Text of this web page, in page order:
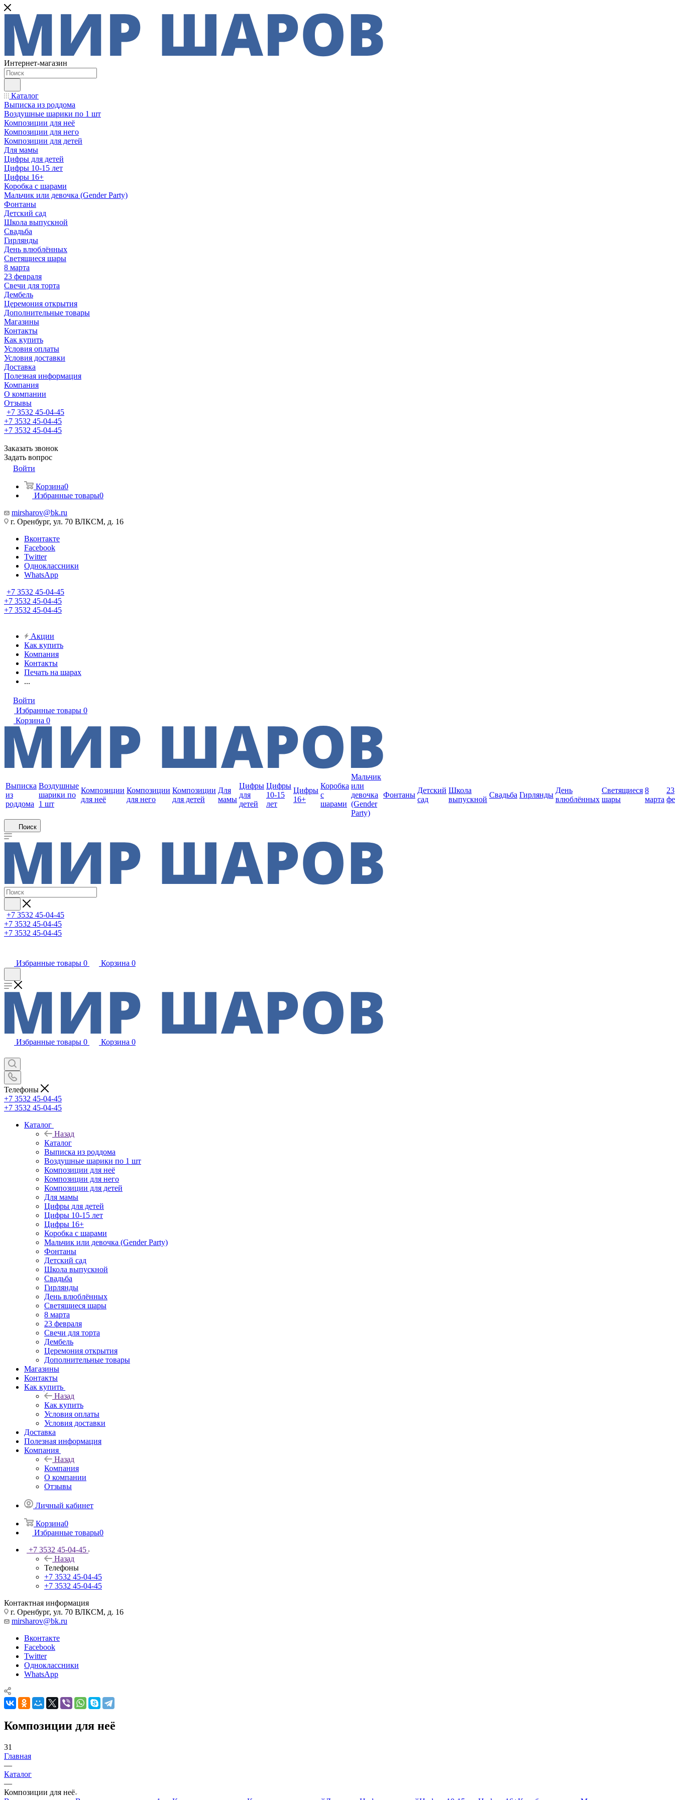
Интернет-магазин
Каталог
Выписка из роддома
Воздушные шарики по 1 шт
Композиции для неё
Композиции для него
Композиции для детей
Для мамы
Цифры для детей
Цифры 10-15 лет
Цифры 16+
Коробка с шарами
Мальчик или девочка (Gender Party)
Фонтаны
Детский сад
Школа выпускной
Свадьба
Гирлянды
День влюблённых
Светящиеся шары
8 марта
23 февраля
Свечи для торта
Дембель
Церемония открытия
Дополнительные товары
Магазины
Контакты
Как купить
Условия оплаты
Условия доставки
Доставка
Полезная информация
Компания
О компании
Отзывы
+7 3532 45-04-45
+7 3532 45-04-45
+7 3532 45-04-45
Заказать звонок
Задать вопрос
Войти
Корзина0
Избранные товары0
mirsharov@bk.ru
г. Оренбург, ул. 70 ВЛКСМ, д. 16
Вконтакте
Facebook
Twitter
Одноклассники
WhatsApp
+7 3532 45-04-45
+7 3532 45-04-45
+7 3532 45-04-45
Акции
Как купить
Компания
Контакты
Печать на шарах
...
Войти
Избранные товары 0
Корзина 0
Выписка
из
роддома
Воздушные
шарики по
1 шт
Композиции
для неё
Композиции
для него
Композиции
для детей
Для
мамы
Цифры
для
детей
Цифры
10-15
лет
Цифры
16+
Коробка
с
шарами
Мальчик
или
девочка
(Gender
Party)
Фонтаны
Детский
сад
Школа
выпускной
Свадьба Гирлянды
День
влюблённых
Светящиеся
шары
8
марта
23
Поиск
+7 3532 45-04-45
+7 3532 45-04-45
+7 3532 45-04-45
Избранные товары 0 Корзина 0
Избранные товары 0 Корзина 0
Телефоны
+7 3532 45-04-45
+7 3532 45-04-45
Каталог
Назад
Каталог
Выписка из роддома
Воздушные шарики по 1 шт
Композиции для неё
Композиции для него
Композиции для детей
Для мамы
Цифры для детей
Цифры 10-15 лет
Цифры 16+
Коробка с шарами
Мальчик или девочка (Gender Party)
Фонтаны
Детский сад
Школа выпускной
Свадьба
Гирлянды
День влюблённых
Светящиеся шары
8 марта
23 февраля
Свечи для торта
Дембель
Церемония открытия
Дополнительные товары
Магазины
Контакты
Как купить
Назад
Как купить
Условия оплаты
Условия доставки
Доставка
Полезная информация
Компания
Назад
Компания
О компании
Отзывы
Личный кабинет
Корзина0
Избранные товары0
+7 3532 45-04-45
Назад
Телефоны
+7 3532 45-04-45
+7 3532 45-04-45
Контактная информация
г. Оренбург, ул. 70 ВЛКСМ, д. 16
mirsharov@bk.ru
Вконтакте
Facebook
Twitter
Одноклассники
WhatsApp
Композиции для неё
31
Главная
—
Каталог
—
Композиции для неё